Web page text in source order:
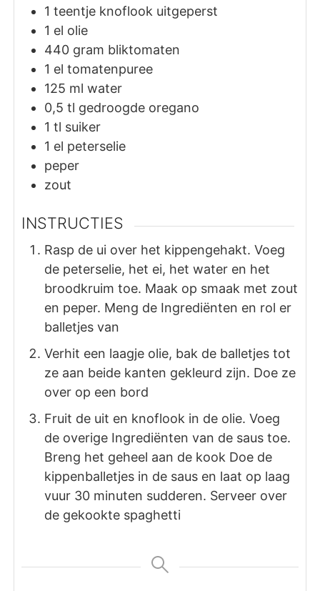
1 teentje knoflook uitgeperst
1 el olie
440 gram bliktomaten
1 el tomatenpuree
125 ml water
0,5 tl gedroogde oregano
1 tl suiker
1 el peterselie
peper
zout
INSTRUCTIES
Rasp de ui over het kippengehakt. Voeg
de peterselie, het ei, het water en het
broodkruim toe. Maak op smaak met zout
en peper. Meng de Ingrediënten en rol er
balletjes van
Verhit een laagje olie, bak de balletjes tot
ze aan beide kanten gekleurd zijn. Doe ze
over op een bord
Fruit de uit en knoflook in de olie. Voeg
de overige Ingrediënten van de saus toe.
Breng het geheel aan de kook Doe de
kippenballetjes in de saus en laat op laag
vuur 30 minuten sudderen. Serveer over
de gekookte spaghetti